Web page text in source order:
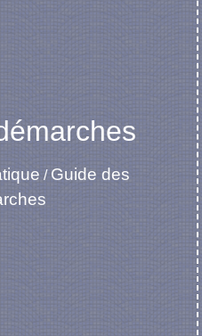
/ Guide des